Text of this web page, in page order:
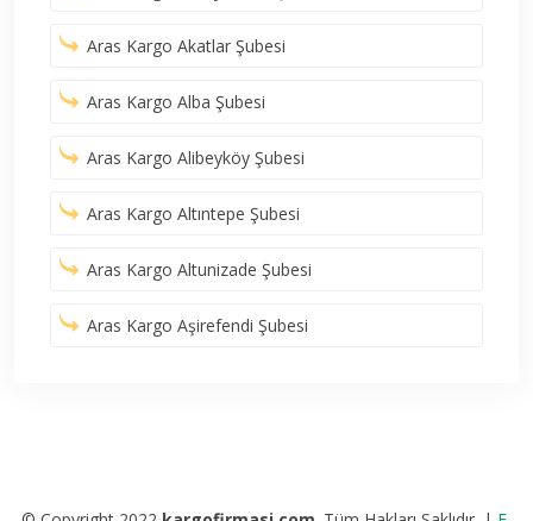
Aras Kargo Akatlar Şubesi
Aras Kargo Alba Şubesi
Aras Kargo Alibeyköy Şubesi
Aras Kargo Altıntepe Şubesi
Aras Kargo Altunizade Şubesi
Aras Kargo Aşirefendi Şubesi